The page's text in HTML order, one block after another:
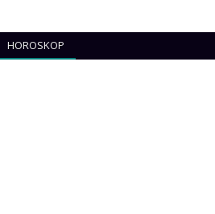
HOROSKOP